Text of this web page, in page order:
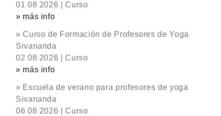
01 08 2026 | Curso
» más info
» Curso de Formación de Profesores de Yoga
Sivananda
02 08 2026 | Curso
» más info
» Escuela de verano para profesores de yoga
Sivananda
06 08 2026 | Curso